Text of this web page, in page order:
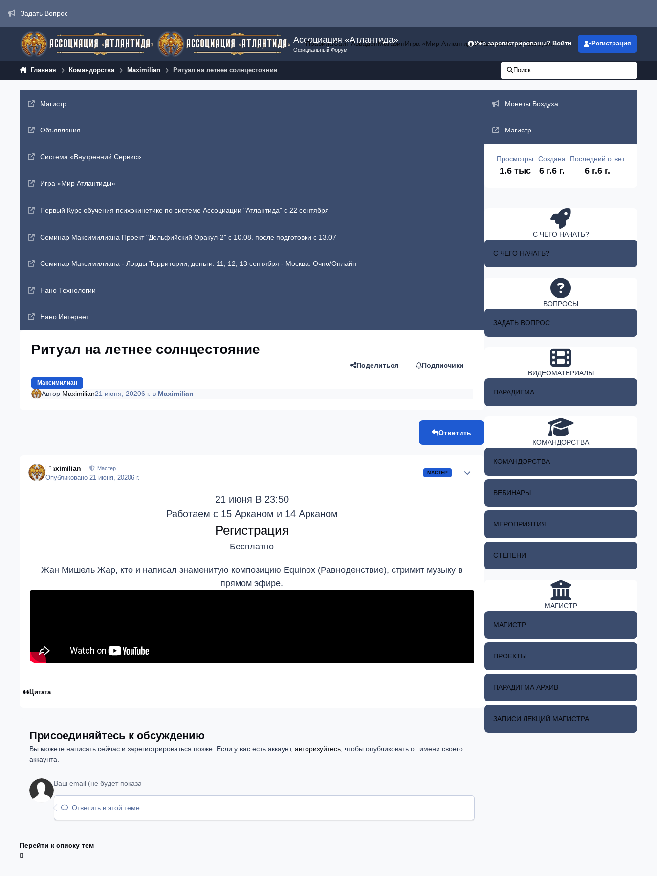
Задать Вопрос
Ассоциация «Атлантида»
Официальный Форум
ПравилаСайт АввадонМагазинИгра «Мир Атлантиды»ГалереяКлубыЗагрузки
Уже зарегистрированы? Войти Регистрация
Главная Командорства Maximilian Ритуал на летнее солнцестояние Поиск...
Магистр
Объявления
Система «Внутренний Сервис»
Игра «Мир Атлантиды»
Первый Курс обучения психокинетике по системе Ассоциации "Атлантида" с 22 сентября
Семинар Максимилиана Проект "Дельфийский Оракул-2" с 10.08. после подготовки с 13.07
Семинар Максимилиана - Лорды Территории, деньги. 11, 12, 13 сентября - Москва. Очно/Онлайн
Нано Технологии
Нано Интернет
Ритуал на летнее солнцестояние
Максимилиан
Поделиться Подписчики
Автор Maximilian21 июня, 20206 г. в Maximilian
Ответить
Maximilian Мастер
Опубликовано 21 июня, 20206 г.
МАСТЕР
21 июня В 23:50
Работаем с 15 Арканом и 14 Арканом
Регистрация
Бесплатно
Жан Мишель Жар, кто и написал знаменитую композицию Equinox (Равноденствие), стримит музыку в
прямом эфире.
Цитата
Присоединяйтесь к обсуждению
Вы можете написать сейчас и зарегистрироваться позже. Если у вас есть аккаунт, авторизуйтесь, чтобы опубликовать от имени своего
аккаунта.
Ответить в этой теме...
Перейти к списку тем
Монеты Воздуха
Магистр
Просмотры
1.6 тыс
Создана
6 г.6 г.
Последний ответ
6 г.6 г.
С ЧЕГО НАЧАТЬ?
С ЧЕГО НАЧАТЬ?
ВОПРОСЫ
ЗАДАТЬ ВОПРОС
ВИДЕОМАТЕРИАЛЫ
ПАРАДИГМА
КОМАНДОРСТВА
КОМАНДОРСТВА
ВЕБИНАРЫ
МЕРОПРИЯТИЯ
СТЕПЕНИ
МАГИСТР
МАГИСТР
ПРОЕКТЫ
ПАРАДИГМА АРХИВ
ЗАПИСИ ЛЕКЦИЙ МАГИСТРА